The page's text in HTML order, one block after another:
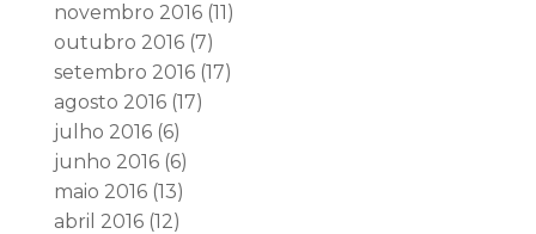
novembro 2016(11)
outubro 2016(7)
setembro 2016(17)
agosto 2016(17)
julho 2016(6)
junho 2016(6)
maio 2016(13)
abril 2016(12)